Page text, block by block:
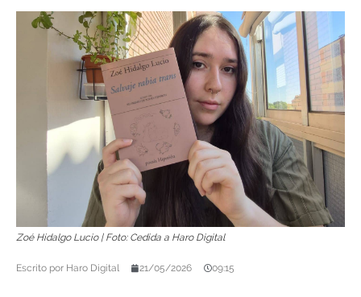
Zoé Hidalgo Lucio | Foto: Cedida a Haro Digital
Escrito por Haro Digital 21/05/2026 09:15